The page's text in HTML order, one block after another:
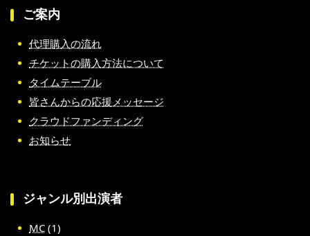
ご案内
代理購入の流れ
チケットの購入方法について
タイムテーブル
皆さんからの応援メッセージ
クラウドファンディング
お知らせ
ジャンル別出演者
MC (1)